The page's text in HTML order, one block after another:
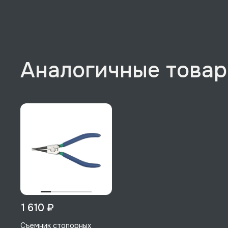
Аналогичные
1 610 ₽
Съемник стопорных